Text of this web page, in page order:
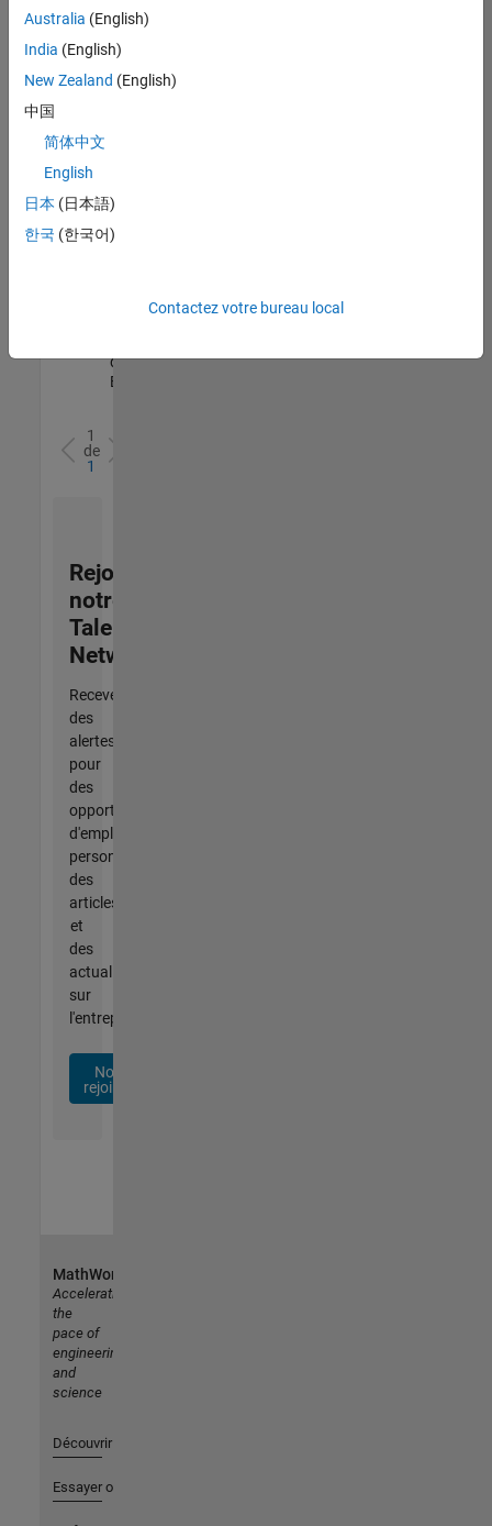
pour
l’ensemble
des
opportunités
votre
région.
Senior Software Quality Engineer
Senior
Engineer
qualité |
Expérimenté(e)
1
de
1
Rejoignez
notre
Talent
Network
Recevez
des
alertes
pour
des
opportunités
d'emploi
personnalisées,
des
articles
et
des
actualités
sur
l'entreprise.
Nous
rejoindre
Australia (English)
India (English)
New Zealand (English)
中国
简体中文
English
日本 (日本語)
한국 (한국어)
Contactez votre bureau local
MathWorks
Accelerating
the
pace of
engineering
and
science
Découvrir les produits
Essayer ou acheter